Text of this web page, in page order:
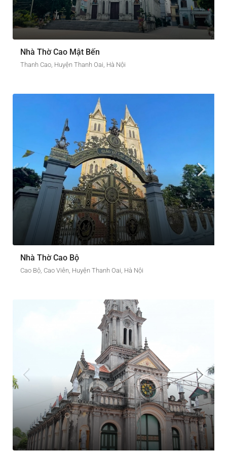
Nhà Thờ Cao Mật Bến
Thanh Cao, Huyện Thanh Oai, Hà Nội
Nhà Thờ Cao Bộ
Cao Bộ, Cao Viên, Huyện Thanh Oai, Hà Nội